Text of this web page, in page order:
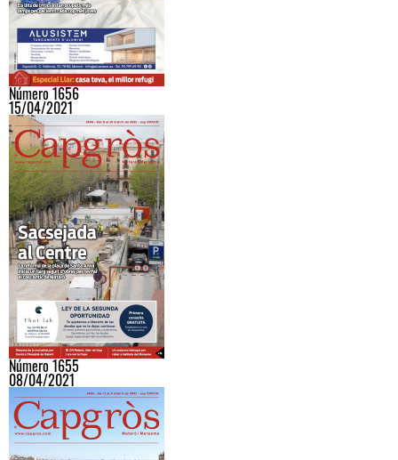
Número 1656
15/04/2021
Número 1655
08/04/2021